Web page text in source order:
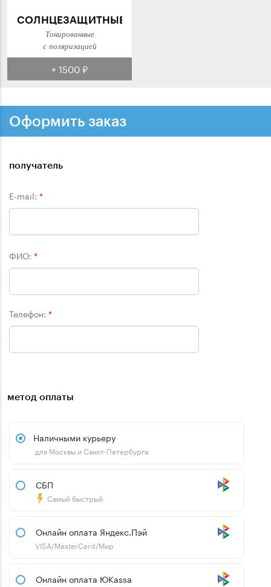
СОЛНЦЕЗАЩИТНЫЕ
Тонированные
с поляризацией
+ 1500 ₽
Оформить заказ
получатель
E-mail: *
ФИО: *
Телефон: *
метод оплаты
Наличными курьеру
для Москвы и Санкт-Петербурга
СБП
Самый быстрый
Онлайн оплата Яндекс.Пэй
VISA/MasterCard/Мир
Онлайн оплата ЮKassa